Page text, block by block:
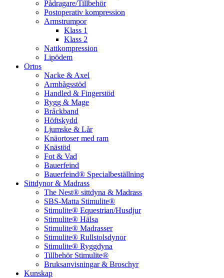
Pådragare/Tillbehör
Postoperativ kompression
Armstrumpor
Klass 1
Klass 2
Nattkompression
Lipödem
Ortos
Nacke & Axel
Armbågsstöd
Handled & Fingerstöd
Rygg & Mage
Bråckband
Höftskydd
Ljumske & Lår
Knäortoser med ram
Knästöd
Fot & Vad
Bauerfeind
Bauerfeind® Specialbeställning
Sittdynor & Madrass
The Nest® sittdyna & Madrass
SBS-Matta Stimulite®
Stimulite® Equestrian/Husdjur
Stimulite® Hälsa
Stimulite® Madrasser
Stimulite® Rullstolsdynor
Stimulite® Ryggdyna
Tillbehör Stimulite®
Bruksanvisningar & Broschyr
Kunskap